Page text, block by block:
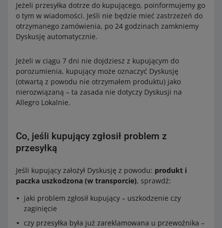
Jeżeli przesyłka dotrze do kupującego, poinformujemy go
o tym w wiadomości. Jeśli nie będzie mieć zastrzeżeń do
otrzymanego zamówienia, po 24 godzinach zamkniemy
Dyskusję automatycznie.
Jeżeli w ciągu 7 dni nie dojdziesz z kupującym do
porozumienia, kupujący może oznaczyć Dyskusję
(otwartą z powodu nie otrzymałem produktu) jako
nierozwiązaną – ta zasada nie dotyczy Dyskusji na
Allegro Lokalnie.
Co, jeśli kupujący zgłosił problem z
przesyłką
Jeśli kupujący założył Dyskusję z powodu: produkt i
paczka uszkodzona (w transporcie), sprawdź:
jaki problem zgłosił kupujący – uszkodzenie czy
zaginięcie
czy przesyłka była już zareklamowana u przewoźnika –